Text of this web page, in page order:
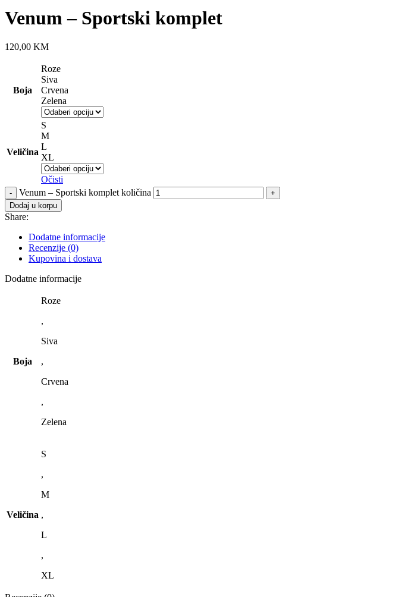
Venum – Sportski komplet
120,00 KM
Boja
Roze
Siva
Crvena
Zelena
Veličina
S
M
L
XL
Očisti
Venum – Sportski komplet količina
Dodaj u korpu
Share:
Dodatne informacije
Recenzije (0)
Kupovina i dostava
Dodatne informacije
Boja
Roze
,
Siva
,
Crvena
,
Zelena
Veličina
S
,
M
,
L
,
XL